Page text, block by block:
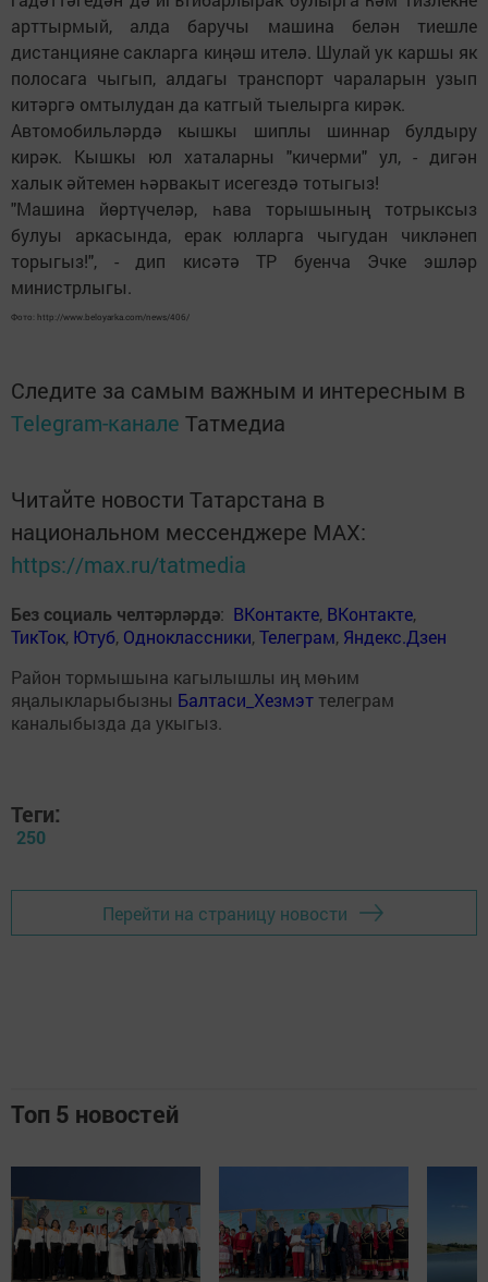
арттырмый, алда баручы машина белән тиешле
дистанцияне сакларга киңәш ителә. Шулай ук каршы як
полосага чыгып, алдагы транспорт чараларын узып
китәргә омтылудан да катгый тыелырга кирәк.
Автомобильләрдә кышкы шиплы шиннар булдыру
кирәк. Кышкы юл хаталарны "кичерми" ул, - дигән
халык әйтемен һәрвакыт исегездә тотыгыз!
"Машина йөртүчеләр, һава торышының тотрыксыз
булуы аркасында, ерак юлларга чыгудан чикләнеп
торыгыз!", - дип кисәтә ТР буенча Эчке эшләр
министрлыгы.
Фото: http://www.beloyarka.com/news/406/
Следите за самым важным и интересным в
Telegram-канале Татмедиа
Читайте новости Татарстана в
национальном мессенджере MАХ:
https://max.ru/tatmedia
Без социаль челтәрләрдә: ВКонтакте, ВКонтакте,
ТикТок, Ютуб, Одноклассники,Телеграм, Яндекс.Дзен
Район тормышына кагылышлы иң мөһим
яңалыкларыбызны Балтаси_Хезмэт телеграм
каналыбызда да укыгыз.
Теги:
250
Перейти на страницу новости
Топ 5 новостей